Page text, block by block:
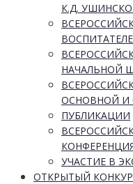
К.Д.
НАЧАЛЬНОЙ
ОСНОВНОЙ И
ПУБЛИКАЦИИ
УЧАСТИЕ В
ОТКРЫТЫЙ